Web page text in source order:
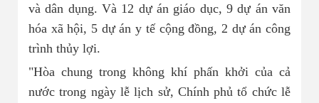
và dân dụng. Và 12 dự án giáo dục, 9 dự án văn
hóa xã hội, 5 dự án y tế cộng đồng, 2 dự án công
trình thủy lợi.
"Hòa chung trong không khí phấn khởi của cả
nước trong ngày lễ lịch sử, Chính phủ tổ chức lễ